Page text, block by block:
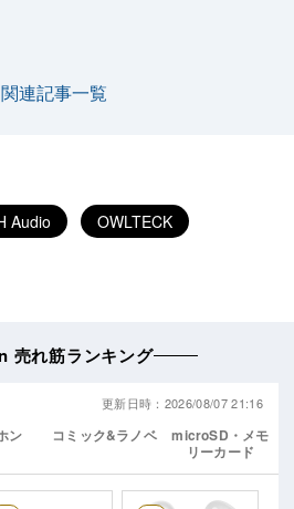
連記事一覧
Audio
OWLTECK